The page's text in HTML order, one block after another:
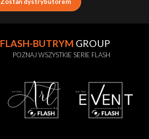
FLASH-BUTRYM GROUP
POZNAJ WSZYSTKIE SERIE FLASH